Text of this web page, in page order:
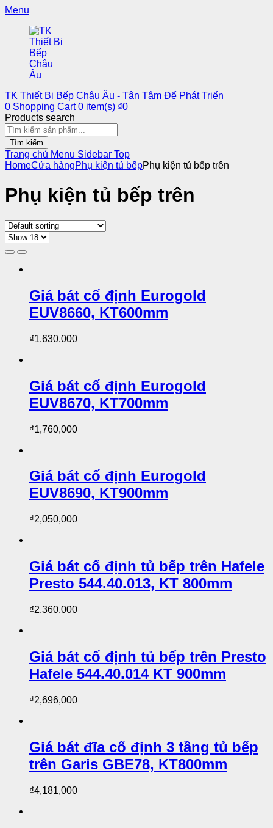
Menu
TK Thiết Bị Bếp Châu Âu - Tận Tâm Để Phát Triển
0 Shopping Cart 0 item(s) ₫0
Products search
Tìm kiếm
Trang chủ Menu Sidebar Top
HomeCửa hàngPhụ kiện tủ bếpPhụ kiện tủ bếp trên
Phụ kiện tủ bếp trên
Giá bát cố định Eurogold
EUV8660, KT600mm
₫1,630,000
Giá bát cố định Eurogold
EUV8670, KT700mm
₫1,760,000
Giá bát cố định Eurogold
EUV8690, KT900mm
₫2,050,000
Giá bát cố định tủ bếp trên Hafele
Presto 544.40.013, KT 800mm
₫2,360,000
Giá bát cố định tủ bếp trên Presto
Hafele 544.40.014 KT 900mm
₫2,696,000
Giá bát đĩa cố định 3 tầng tủ bếp
trên Garis GBE78, KT800mm
₫4,181,000